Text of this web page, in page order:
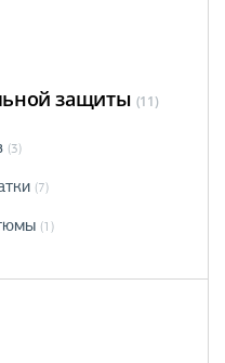
защиты (11)
(3)
(7)
(1)